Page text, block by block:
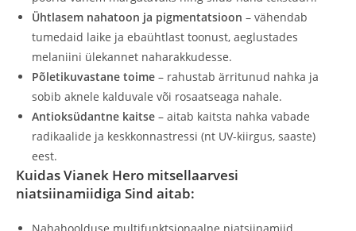
Ühtlasem nahatoon ja pigmentatsioon – vähendab
tumedaid laike ja ebaühtlast toonust, aeglustades
melaniini ülekannet naharakkudesse.
Põletikuvastane toime – rahustab ärritunud nahka ja
sobib aknele kalduvale või rosaatseaga nahale.
Antioksüdantne kaitse – aitab kaitsta nahka vabade
radikaalide ja keskkonnastressi (nt UV-kiirgus, saaste)
eest.
Kuidas Vianek Hero mitsellaarvesi
niatsiinamiidiga Sind aitab:
Nahahoolduse multifunktsionaalne niatsiinamiid